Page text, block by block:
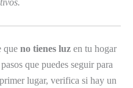
que no tienes luz en tu hogar
que puedes seguir para
lugar, verifica si hay un